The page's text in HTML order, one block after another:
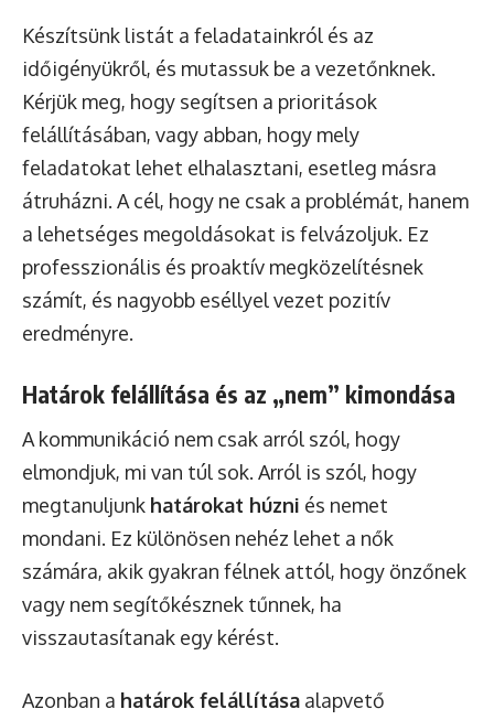
Készítsünk listát a feladatainkról és az
időigényükről, és mutassuk be a vezetőnknek.
Kérjük meg, hogy segítsen a prioritások
felállításában, vagy abban, hogy mely
feladatokat lehet elhalasztani, esetleg másra
átruházni. A cél, hogy ne csak a problémát, hanem
a lehetséges megoldásokat is felvázoljuk. Ez
professzionális és proaktív megközelítésnek
számít, és nagyobb eséllyel vezet pozitív
eredményre.
Határok felállítása és az „nem” kimondása
A kommunikáció nem csak arról szól, hogy
elmondjuk, mi van túl sok. Arról is szól, hogy
megtanuljunk határokat húzni és nemet
mondani. Ez különösen nehéz lehet a nők
számára, akik gyakran félnek attól, hogy önzőnek
vagy nem segítőkésznek tűnnek, ha
visszautasítanak egy kérést.
Azonban a határok felállítása alapvető